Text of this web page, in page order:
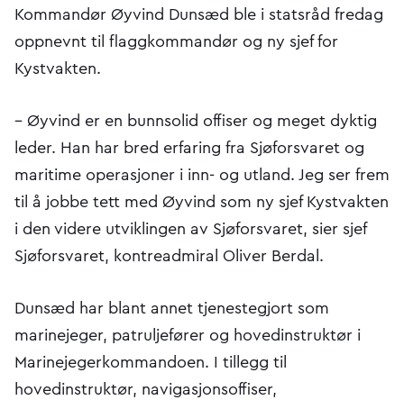
Kommandør Øyvind Dunsæd ble i statsråd fredag
oppnevnt til flaggkommandør og ny sjef for
Kystvakten.
– Øyvind er en bunnsolid offiser og meget dyktig
leder. Han har bred erfaring fra Sjøforsvaret og
maritime operasjoner i inn- og utland. Jeg ser frem
til å jobbe tett med Øyvind som ny sjef Kystvakten
i den videre utviklingen av Sjøforsvaret, sier sjef
Sjøforsvaret, kontreadmiral Oliver Berdal.
Dunsæd har blant annet tjenestegjort som
marinejeger, patruljefører og hovedinstruktør i
Marinejegerkommandoen. I tillegg til
hovedinstruktør, navigasjonsoffiser,